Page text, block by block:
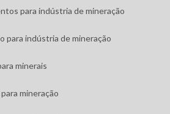
para indústria de mineração
para indústria de mineração
minerais
mineração